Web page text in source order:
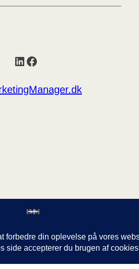
LinkedIn
Facebook